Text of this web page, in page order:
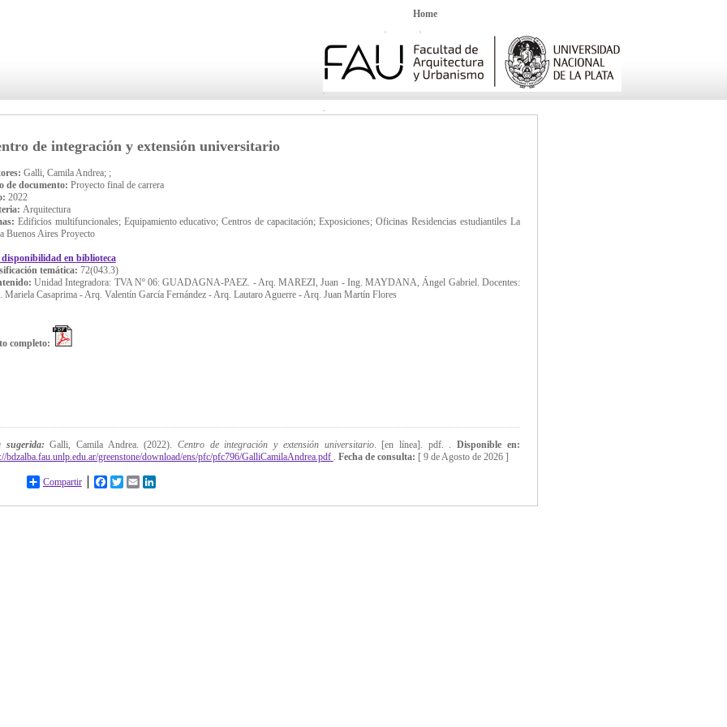
Home
de integración y extensión universitario
Galli, Camila Andrea; ;
de documento: Proyecto final de carrera
2022
Arquitectura
Edificios multifuncionales; Equipamiento educativo; Centros de capacitación; Exposiciones; Oficinas Residencias estudiantiles La
Buenos Aires Proyecto
disponibilidad en biblioteca
temática: 72(043.3)
Unidad Integradora: TVA Nº 06: GUADAGNA-PAEZ. - Arq. MAREZI, Juan - Ing. MAYDANA, Ángel Gabriel. Docentes:
Mariela Casaprima - Arq. Valentín García Fernández - Arq. Lautaro Aguerre - Arq. Juan Martín Flores
completo:
sugerida:Galli, Camila Andrea. (2022).Centro de integración y extensión universitario. [en línea]. pdf. .Disponible en:
bdzalba.fau.unlp.edu.ar/greenstone/download/ens/pfc/pfc796/GalliCamilaAndrea.pdf . Fecha de consulta: [ 9 de Agosto de 2026 ]
Compartir FacebookTwitterEmail